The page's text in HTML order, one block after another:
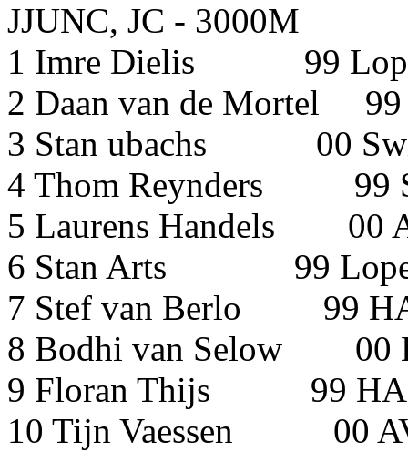
JJUNC, JC - 3000M
1 Imre Dielis 99
2 Daan van de Mortel
3 Stan ubachs
4 Thom
5 Laurens Handels
6 Stan Arts 99
7 Stef van Berlo
8 Bodhi van Selow 00
9 Floran Thijs
10 Tijn Vaessen